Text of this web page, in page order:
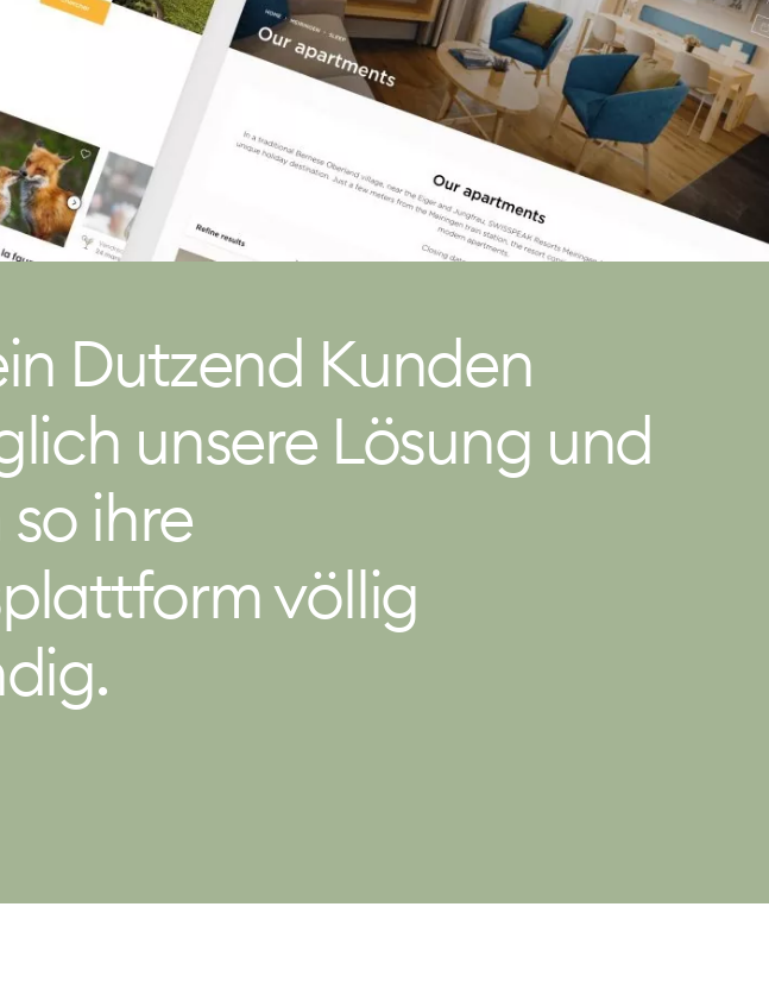
Dutzend Kunden
unsere Lösung und
ihre
völlig